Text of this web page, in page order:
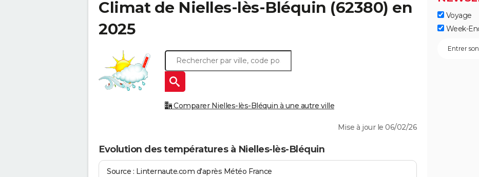
Climat de Nielles-lès-Bléquin (62380) en
2025
Comparer Nielles-lès-Bléquin à une autre ville
Mise à jour le 06/02/26
Evolution des températures à Nielles-lès-Bléquin
Source : Linternaute.com d'après Météo France
Voyage
Week-